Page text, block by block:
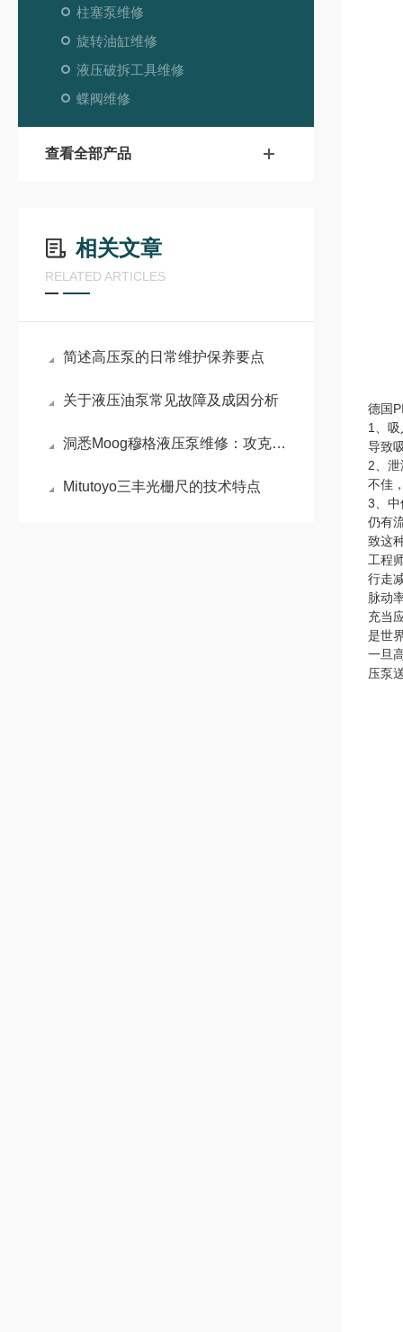
柱塞泵维修
旋转油缸维修
液压破拆工具维修
蝶阀维修
查看全部产品
相关文章
RELATED ARTICLES
简述高压泵的日常维护保养要点
关于液压油泵常见故障及成因分析
洞悉Moog穆格液压泵维修：攻克电液伺服控制的核心难题
Mitutoyo三丰光栅尺的技术特点
德国
1、
导致
2、
不佳
3、中
仍有
致这
工程
行走
脉动
充当
是世
一旦
压泵